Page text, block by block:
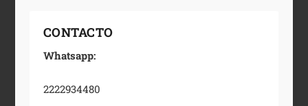
CONTACTO
Whatsapp:
2222934480